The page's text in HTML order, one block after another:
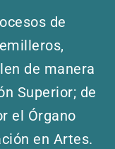
de
de manera
Superior; de
el Órgano
en Artes.